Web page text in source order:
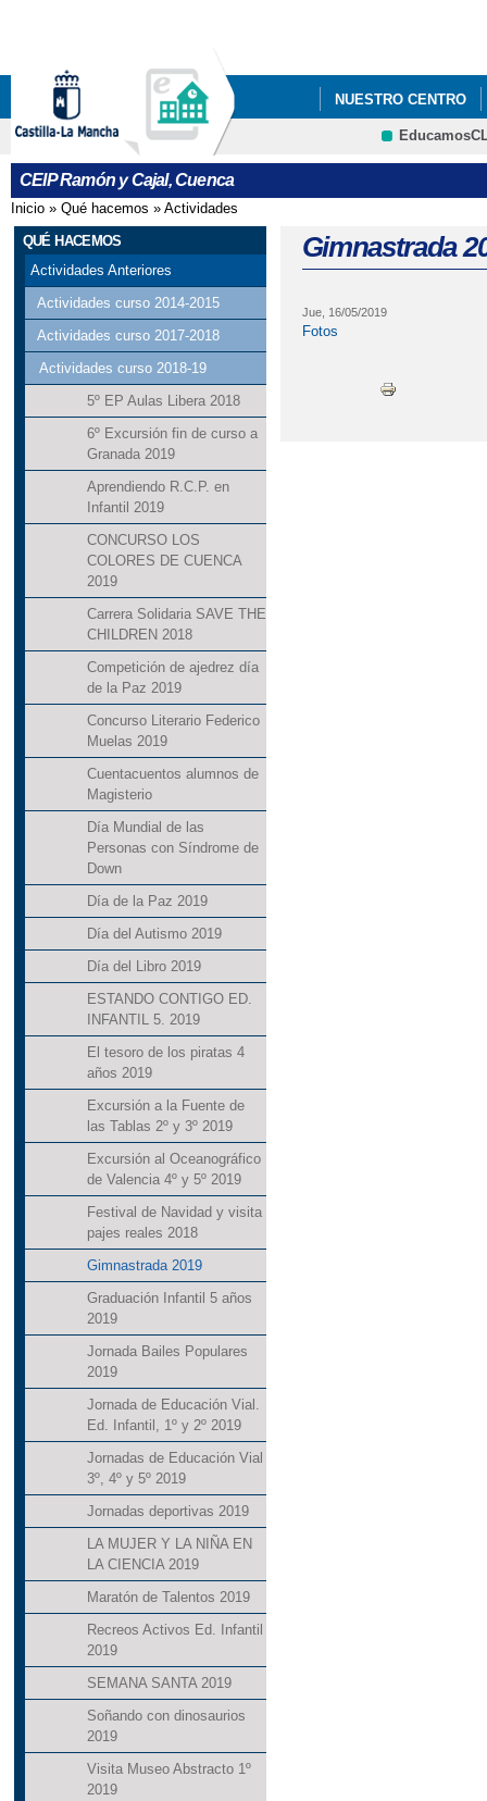
NUESTRO CENTRO
AMISIÓN CURSO 25-
PLAN DE
CEIP Ramón y Cajal, Cuenca
Se encuentra usted aquí
Inicio » Qué hacemos » Actividades
QUÉ HACEMOS
Actividades Anteriores
Actividades curso 2014-2015
Actividades curso 2017-2018
Actividades curso 2018-19
5º EP Aulas Libera 2018
6º Excursión fin de curso a
Granada 2019
Aprendiendo R.C.P. en
Infantil 2019
CONCURSO LOS
COLORES DE CUENCA
2019
Carrera Solidaria SAVE THE
CHILDREN 2018
Competición de ajedrez día
de la Paz 2019
Concurso Literario Federico
Muelas 2019
Cuentacuentos alumnos de
Magisterio
Día Mundial de las
Personas con Síndrome de
Down
Día de la Paz 2019
Día del Autismo 2019
Día del Libro 2019
ESTANDO CONTIGO ED.
INFANTIL 5. 2019
El tesoro de los piratas 4
años 2019
Excursión a la Fuente de
las Tablas 2º y 3º 2019
Excursión al Oceanográfico
de Valencia 4º y 5º 2019
Festival de Navidad y visita
pajes reales 2018
Gimnastrada 2019
Graduación Infantil 5 años
2019
Jornada Bailes Populares
2019
Jornada de Educación Vial.
Ed. Infantil, 1º y 2º 2019
Jornadas de Educación Vial
3º, 4º y 5º 2019
Jornadas deportivas 2019
LA MUJER Y LA NIÑA EN
LA CIENCIA 2019
Maratón de Talentos 2019
Recreos Activos Ed. Infantil
2019
SEMANA SANTA 2019
Soñando con dinosaurios
2019
Visita Museo Abstracto 1º
2019
Gimnastrada
Jue, 16/05/2019
Fotos